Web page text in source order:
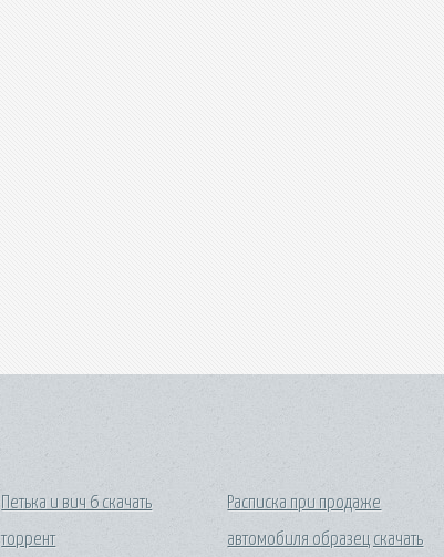
Петька и вич 6 скачать
торрент
Расписка при продаже
автомобиля образец скачать